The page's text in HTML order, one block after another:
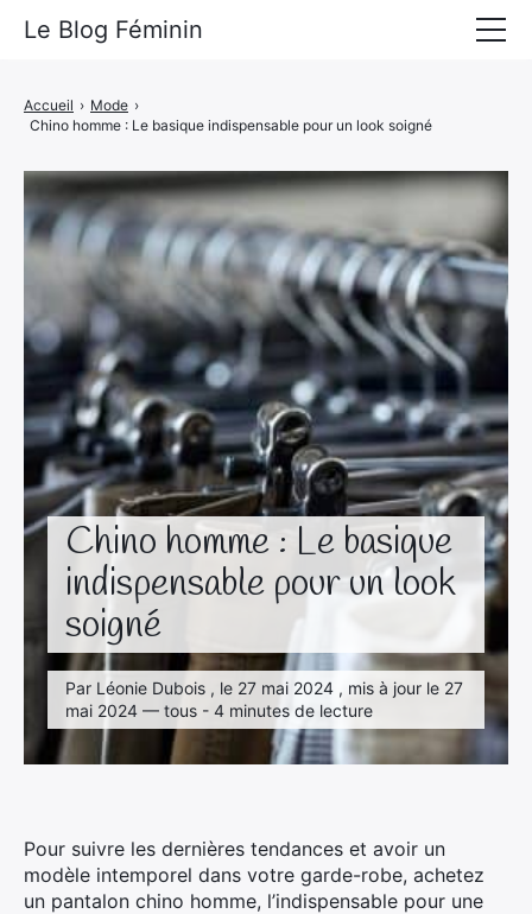
Chino homme : Le basique
indispensable pour un look
soigné
Par Léonie Dubois , le 27 mai 2024 , mis à jour le 27
mai 2024 — tous - 4 minutes de lecture
Accueil › Mode ›
Chino homme : Le basique indispensable pour un look soigné
Pour suivre les dernières tendances et avoir un
modèle intemporel dans votre garde-robe, achetez
un pantalon chino homme, l’indispensable pour une
Le Blog Féminin
Alimentation
Beauté
Voyages
Déco & Maison
Amour